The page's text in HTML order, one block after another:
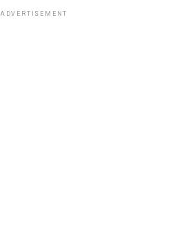
ADVERTISEMENT